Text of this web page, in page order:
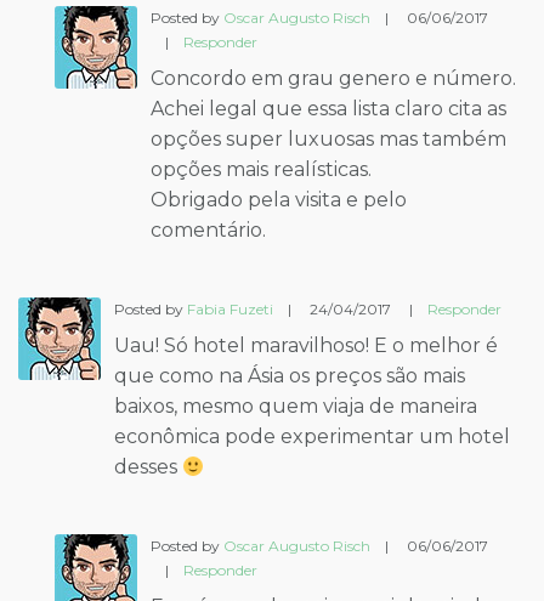
Posted by Oscar Augusto Risch |
06/06/2017
|
Responder
Concordo em grau genero e número.
Achei legal que essa lista claro cita as
opções super luxuosas mas também
opções mais realísticas.
Obrigado pela visita e pelo
comentário.
Posted by Fabia Fuzeti | 24/04/2017 | Responder
Uau! Só hotel maravilhoso! E o melhor é
que como na Ásia os preços são mais
baixos, mesmo quem viaja de maneira
econômica pode experimentar um hotel
desses
Posted by Oscar Augusto Risch |
06/06/2017
|
Responder